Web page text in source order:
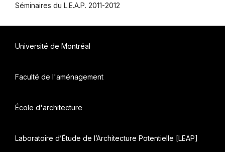
Séminaires du L.E.A.P. 2011-2012
Université de Montréal
Faculté de l'aménagement
École d'architecture
Laboratoire d’Étude de l’Architecture Potentielle [LEAP]